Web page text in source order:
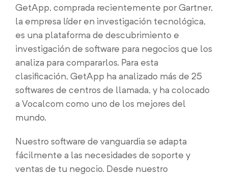
GetApp, comprada recientemente por Gartner,
la empresa líder en investigación tecnológica,
es una plataforma de descubrimiento e
investigación de software para negocios que los
analiza para compararlos. Para esta
clasificación, GetApp ha analizado más de 25
softwares de centros de llamada, y ha colocado
a Vocalcom como uno de los mejores del
mundo.
Nuestro software de vanguardia se adapta
fácilmente a las necesidades de soporte y
ventas de tu negocio. Desde nuestro